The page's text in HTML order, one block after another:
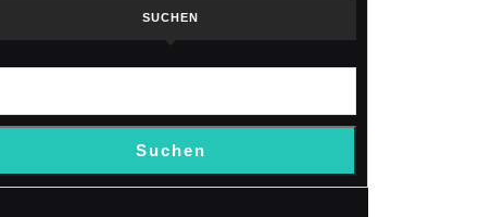
SUCHEN
Suchen